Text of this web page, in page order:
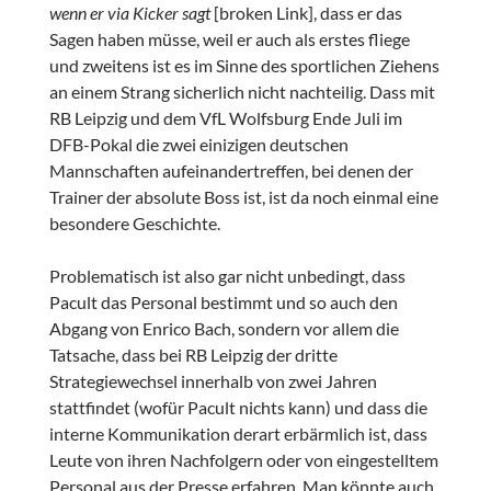
wenn er via Kicker sagt[broken Link], dass er das
Sagen haben müsse, weil er auch als erstes fliege
und zweitens ist es im Sinne des sportlichen Ziehens
an einem Strang sicherlich nicht nachteilig. Dass mit
RB Leipzig und dem VfL Wolfsburg Ende Juli im
DFB-Pokal die zwei einizigen deutschen
Mannschaften aufeinandertreffen, bei denen der
Trainer der absolute Boss ist, ist da noch einmal eine
besondere Geschichte.
Problematisch ist also gar nicht unbedingt, dass
Pacult das Personal bestimmt und so auch den
Abgang von Enrico Bach, sondern vor allem die
Tatsache, dass bei RB Leipzig der dritte
Strategiewechsel innerhalb von zwei Jahren
stattfindet (wofür Pacult nichts kann) und dass die
interne Kommunikation derart erbärmlich ist, dass
Leute von ihren Nachfolgern oder von eingestelltem
Personal aus der Presse erfahren. Man könnte auch